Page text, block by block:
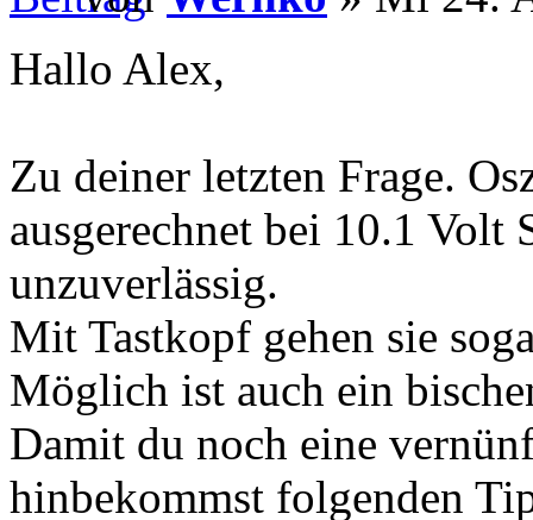
Hallo Alex,
Zu deiner letzten Frage.
ausgerechnet bei 10.1
unzuverlässig.
Mit Tastkopf gehen sie
Möglich ist auch ein
Damit du noch eine
hinbekommst folgenden